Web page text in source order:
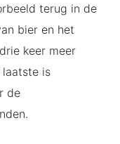
terug in de
bier en het
keer meer
is
de